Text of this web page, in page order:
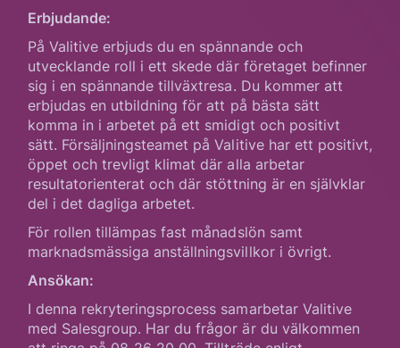
Erbjudande:
På Valitive erbjuds du en spännande och
utvecklande roll i ett skede där företaget befinner
sig i en spännande tillväxtresa. Du kommer att
erbjudas en utbildning för att på bästa sätt
komma in i arbetet på ett smidigt och positivt
sätt. Försäljningsteamet på Valitive har ett positivt,
öppet och trevligt klimat där alla arbetar
resultatorienterat och där stöttning är en självklar
del i det dagliga arbetet.
För rollen tillämpas fast månadslön samt
marknadsmässiga anställningsvillkor i övrigt.
Ansökan:
I denna rekryteringsprocess samarbetar Valitive
med Salesgroup. Har du frågor är du välkommen